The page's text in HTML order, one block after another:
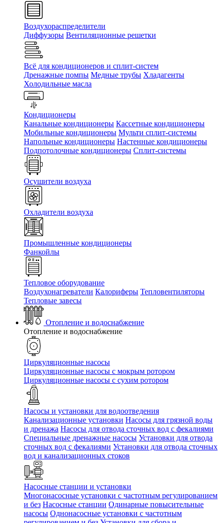
Воздухораспределители
Диффузоры Вентиляционные решетки
Всё для кондиционеров и сплит-систем
Дренажные помпы Медные трубы Хладагенты
Холодильные масла
Кондиционеры
Канальные кондиционеры Кассетные кондиционеры
Мобильные кондиционеры Мульти сплит-системы
Напольные кондиционеры Настенные кондиционеры
Подпотолочные кондиционеры Сплит-системы
Осушители воздуха
Охладители воздуха
Промышленные кондиционеры
Фанкойлы
Тепловое оборудование
Воздухонагреватели Калориферы Тепловентиляторы
Тепловые завесы
Отопление и водоснабжение
Отопление и водоснабжение
Циркуляционные насосы
Циркуляционные насосы с мокрым ротором
Циркуляционные насосы с сухим ротором
Насосы и установки для водоотведения
Канализационные установки Насосы для грязной воды
и дренажа Насосы для отвода сточных вод c фекалиями
Специальные дренажные насосы Установки для отвода
сточных вод c фекалиями Установки для отвода сточных
вод и канализационных стоков
Насосные станции и установки
Многонасосные установки с частотным регулированием
и без Насосные станции Одинарные повысительные
насосы Однонасосные установки с частотным